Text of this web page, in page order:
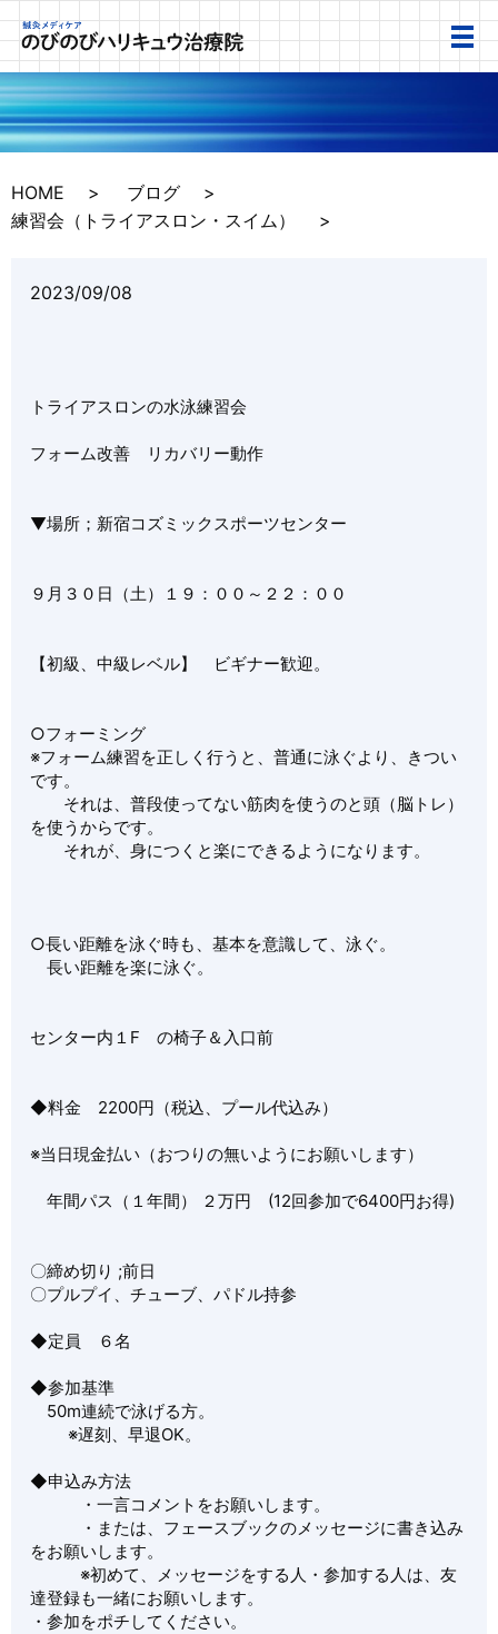
HOME
ブログ
練習会（トライアスロン・スイム）
2023/09/08
トライアスロンの水泳練習会
フォーム改善 リカバリー動作
▼場所；新宿コズミックスポーツセンター
９月３０日（土）１９：００～２２：００
【初級、中級レベル】 ビギナー歓迎。
○フォーミング
※フォーム練習を正しく行うと、普通に泳ぐより、きつい
です。
それは、普段使ってない筋肉を使うのと頭（脳トレ）
を使うからです。
それが、身につくと楽にできるようになります。
○長い距離を泳ぐ時も、基本を意識して、泳ぐ。
長い距離を楽に泳ぐ。
センター内１F の椅子＆入口前
◆料金 2200円（税込、プール代込み）
※当日現金払い（おつりの無いようにお願いします）
年間パス（１年間） ２万円 (12回参加で6400円お得)
〇締め切り ;前日
〇プルプイ、チューブ、パドル持参
◆定員 ６名
◆参加基準
50m連続で泳げる方。
※遅刻、早退OK。
◆申込み方法
・一言コメントをお願いします。
・または、フェースブックのメッセージに書き込み
をお願いします。
※初めて、メッセージをする人・参加する人は、友
達登録も一緒にお願いします。
・参加をポチしてください。